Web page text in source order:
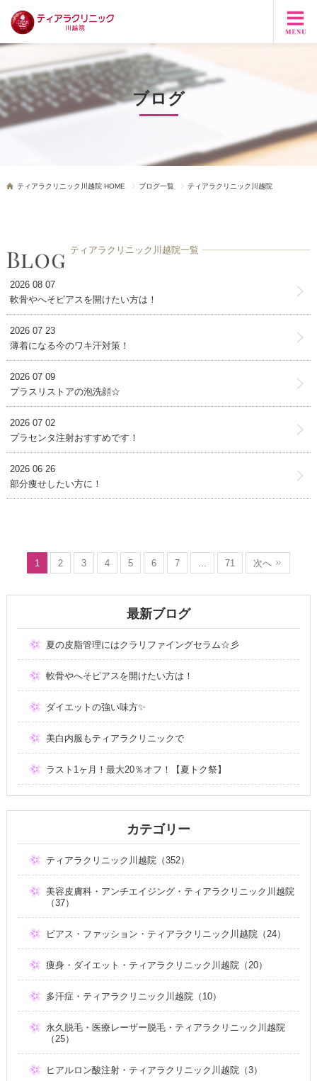
ブログ
ティアラクリニック川越院 HOME ブログ一覧 ティアラクリニック川越院
ティアラクリニック川越院一覧
2026 08 07
軟骨やへそピアスを開けたい方は！
2026 07 23
薄着になる今のワキ汗対策！
2026 07 09
プラスリストアの泡洗顔☆
2026 07 02
プラセンタ注射おすすめです！
2026 06 26
部分痩せしたい方に！
1 2 3 4 5 6 7 71 次へ
最新ブログ
夏の皮脂管理にはクラリファイングセラム☆彡
軟骨やへそピアスを開けたい方は！
ダイエットの強い味方✨
美白内服もティアラクリニックで
ラスト1ヶ月！最大20％オフ！【夏トク祭】
カテゴリー
ティアラクリニック川越院（352）
美容皮膚科・アンチエイジング・ティアラクリニック川越院
（37）
ピアス・ファッション・ティアラクリニック川越院（24）
痩身・ダイエット・ティアラクリニック川越院（20）
多汗症・ティアラクリニック川越院（10）
永久脱毛・医療レーザー脱毛・ティアラクリニック川越院
（25）
ヒアルロン酸注射・ティアラクリニック川越院（3）